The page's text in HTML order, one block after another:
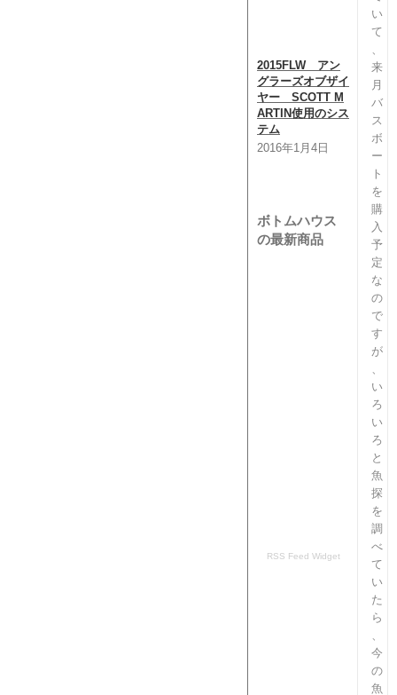
2015FLW アン
グラーズオブザイ
ヤー SCOTT M
ARTIN使用のシス
テム
2016年1月4日
命
ボトムハウス
の最新商品
RSS Feed Widget
い
て
、
来
月
バ
ス
ボ
ー
ト
を
購
入
予
定
な
の
で
す
が
、
い
ろ
い
ろ
と
魚
探
を
調
べ
て
い
た
ら
、
今
の
魚